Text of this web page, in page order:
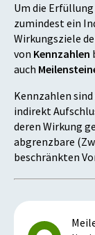
Um die
zumindest ein
Wirkungsziele
von Kennzahlen
auch
Kennzahlen
indirekt
deren Wirkung
abgrenzbare
beschränkten